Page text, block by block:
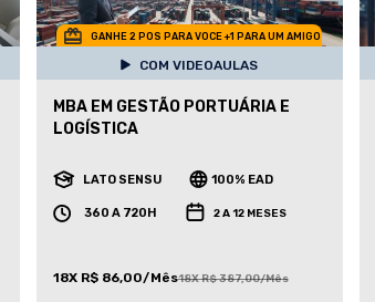
GANHE 2 POS PARA VOCE +1 PARA UM AMIGO
COM VIDEOAULAS
MBA EM GESTÃO PORTUÁRIA E
LOGÍSTICA
LATO SENSU 100% EAD
360 A 720H 2 A 12 MESES
18X R$ 86,00/Mês18X R$ 387,00/Mês